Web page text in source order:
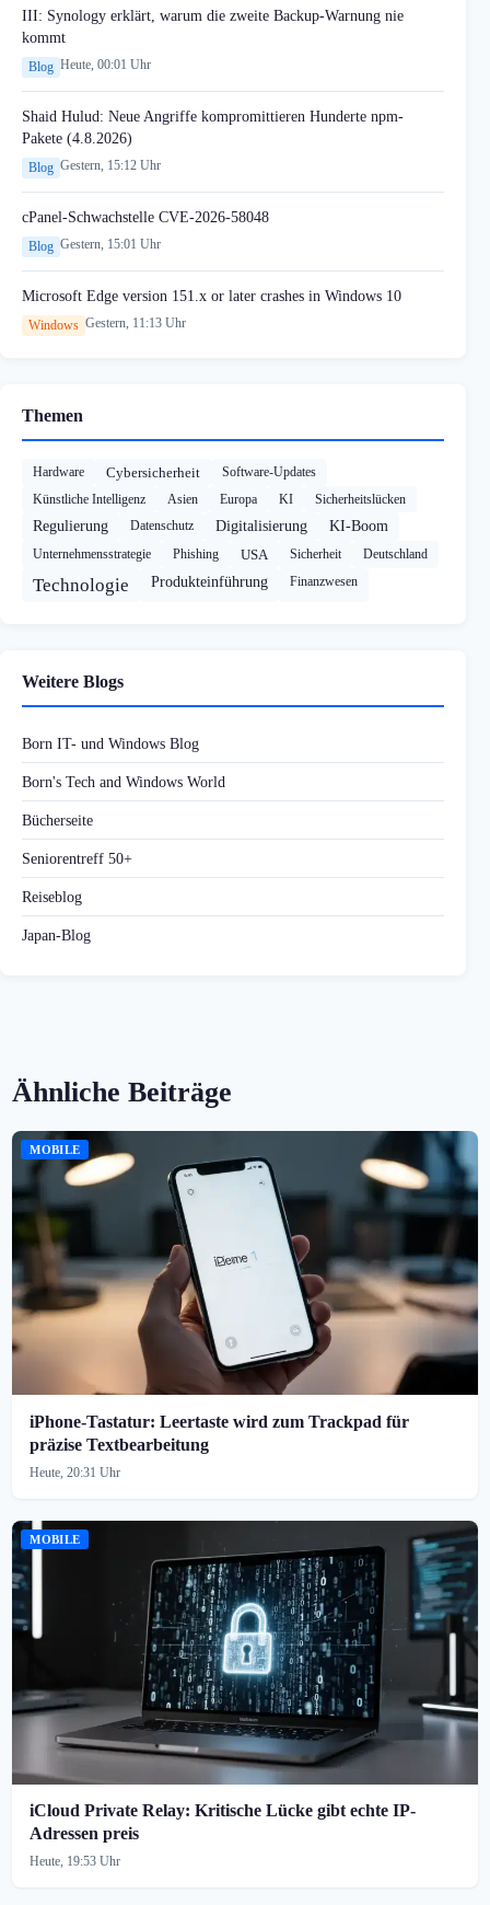
III: Synology erklärt, warum die zweite Backup-Warnung nie
kommt
Blog Heute, 00:01 Uhr
Shaid Hulud: Neue Angriffe kompromittieren Hunderte npm-
Pakete (4.8.2026)
Blog Gestern, 15:12 Uhr
cPanel-Schwachstelle CVE-2026-58048
Blog Gestern, 15:01 Uhr
Microsoft Edge version 151.x or later crashes in Windows 10
Windows Gestern, 11:13 Uhr
Themen
Hardware Cybersicherheit
Software-Updates
Künstliche Intelligenz
Asien Europa KI Sicherheitslücken
Regulierung Datenschutz Digitalisierung KI-Boom
Unternehmensstrategie Phishing USA Sicherheit Deutschland
Technologie Produkteinführung Finanzwesen
Weitere Blogs
Born IT- und Windows Blog
Born's Tech and Windows World
Bücherseite
Seniorentreff 50+
Reiseblog
Japan-Blog
Ähnliche Beiträge
MOBILE
iPhone-Tastatur: Leertaste wird zum Trackpad für
präzise Textbearbeitung
Heute, 20:31 Uhr
MOBILE
iCloud Private Relay: Kritische Lücke gibt echte IP-
Adressen preis
Heute, 19:53 Uhr